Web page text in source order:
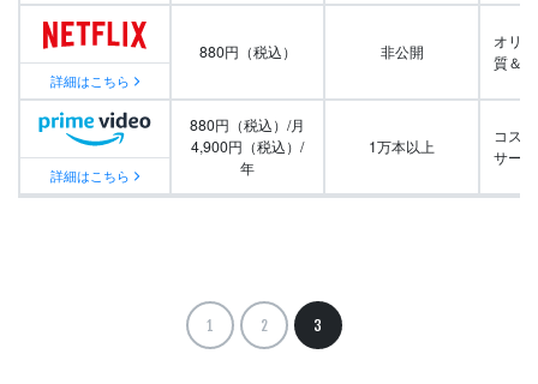
詳細はこちら
880円（税込） 非公開
オリ
質＆
詳細はこちら
880円（税込）/月
4,900円（税込）/
年
1万本以上
コス
サー
1 2 3